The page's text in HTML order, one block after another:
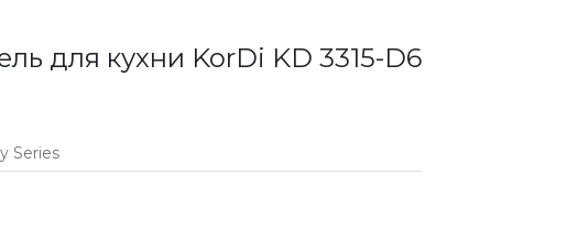
для кухни KorDi KD 3315-D6
Series